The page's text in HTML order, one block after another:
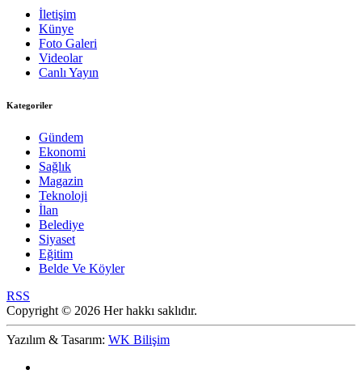
İletişim
Künye
Foto Galeri
Videolar
Canlı Yayın
Kategoriler
Gündem
Ekonomi
Sağlık
Magazin
Teknoloji
İlan
Belediye
Siyaset
Eğitim
Belde Ve Köyler
RSS
Copyright © 2026 Her hakkı saklıdır.
Yazılım & Tasarım: WK Bilişim